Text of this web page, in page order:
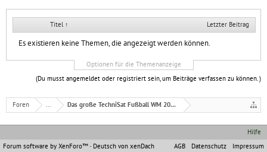
Titel ↑ Letzter Beitrag
Es existieren keine Themen, die angezeigt werden können.
Optionen für die Themenanzeige
(Du musst angemeldet oder registriert sein, um Beiträge verfassen zu können. )
Foren ... Das große TechniSat Fußball WM 2010 Tippspiel. Bee
Hilfe
AGB
Datenschutz Impressum
Forum software by XenForo™- Deutsch von xenDach